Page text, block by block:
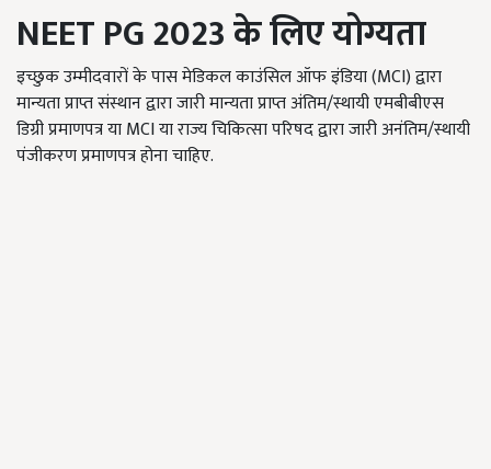
NEET PG 2023के लिए योग्यता
इच्छुक उम्मीदवारों के पास मेडिकल काउंसिल ऑफ इंडिया (MCI)द्वारा
मान्यता प्राप्त संस्थान द्वारा जारी मान्यता प्राप्त अंतिम/स्थायी एमबीबीएस
डिग्री प्रमाणपत्र याMCIया राज्य चिकित्सा परिषद द्वारा जारी अनंतिम/स्थायी
पंजीकरण प्रमाणपत्र होना चाहिए.